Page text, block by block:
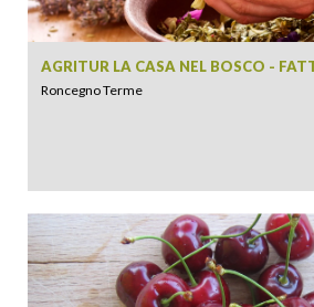
AGRITUR LA CASA NEL BOSCO -
Roncegno Terme